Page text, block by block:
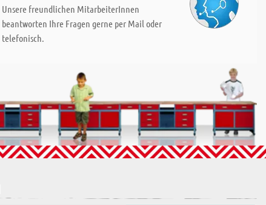
Unsere freundlichen MitarbeiterInnen
beantworten Ihre Fragen gerne per Mail oder
telefonisch.